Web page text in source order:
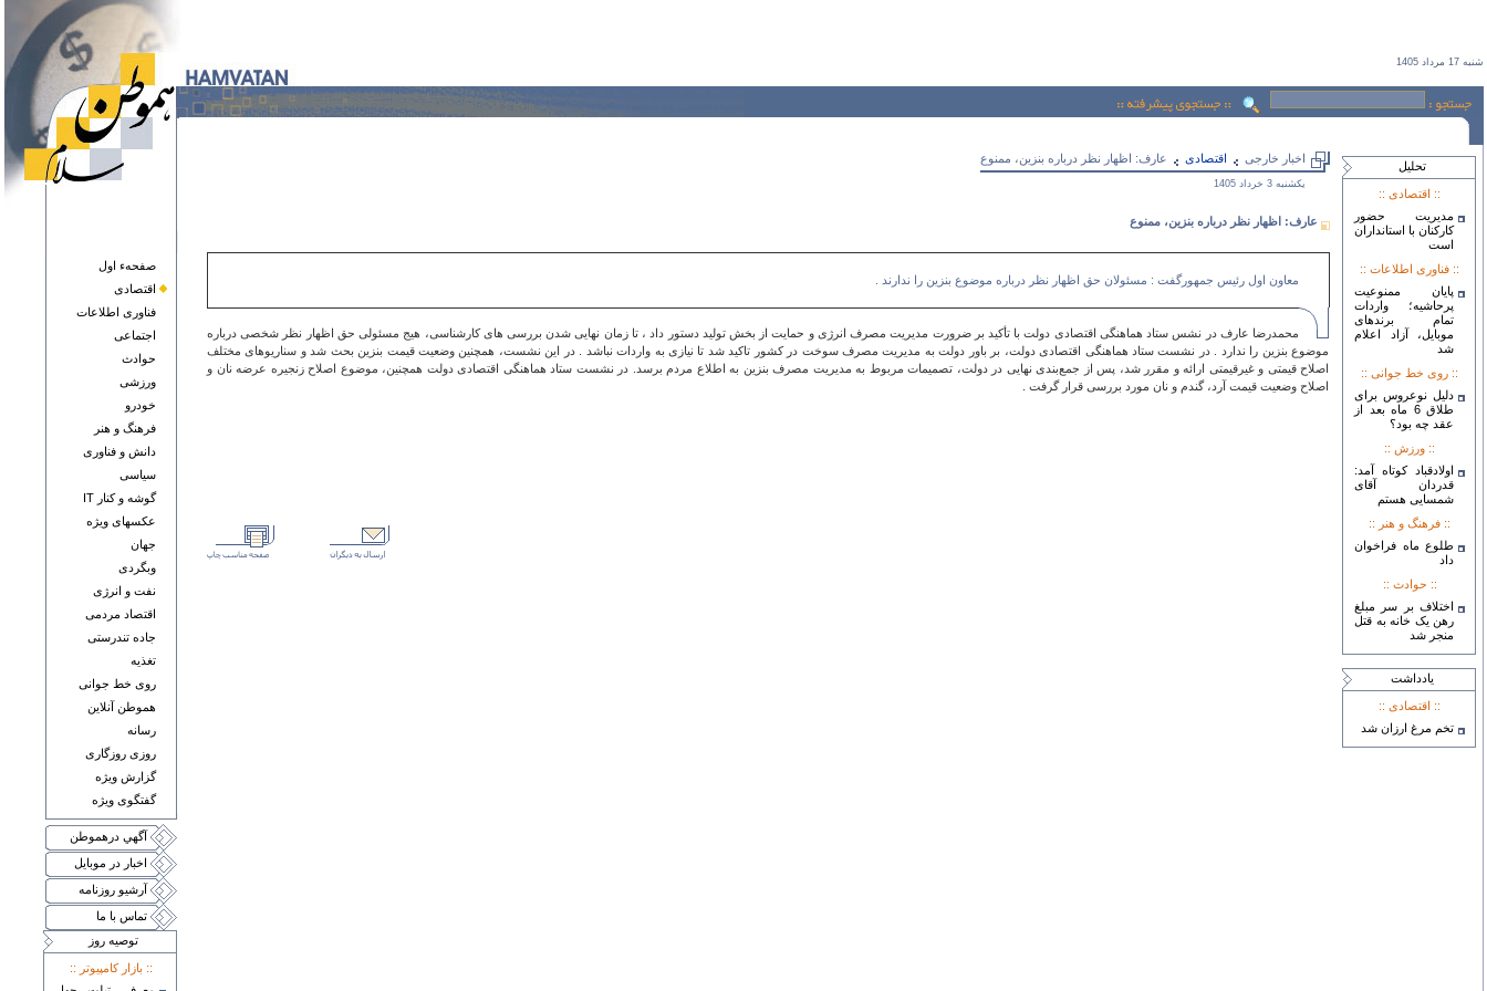
شنبه 17 مرداد 1405
صفحهء اول
اقتصادی
فناوری اطلاعات
اجتماعی
حوادث
ورزشی
خودرو
فرهنگ و هنر
دانش و فناوری
سياسی
گوشه و کنار IT
عکسهای ويژه
جهان
وبگردی
نفت و انرژی
اقتصاد مردمی
جاده تندرستی
تغذيه
روی خط جوانی
هموطن آنلاين
رسانه
روزی روزگاری
گزارش ويژه
گفتگوی ويژه
آگهي درهموطن
اخبار در موبايل
آرشيو روزنامه
تماس با ما
توصيه روز
:: بازار کامپيوتر ::
اخبار خارجی اقتصادی عارف: اظهار نظر درباره بنزین، ممنوع
يكشنبه 3 خرداد 1405
عارف: اظهار نظر درباره بنزین، ممنوع
معاون اول رئیس جمهورگفت : مسئولان حق اظهار نظر درباره موضوع بنزین را ندارند .
محمدرضا عارف در نشس ستاد هماهنگی اقتصادی دولت با تأکید بر ضرورت مدیریت مصرف انرژی و حمایت از بخش تولید دستور داد ، تا زمان نهایی شدن بررسی های کارشناسی، هیج مسئولی حق اظهار نظر شخصی درباره
موضوع بنزین را ندارد . در نشست ستاد هماهنگی اقتصادی دولت، بر باور دولت به مدیریت مصرف سوخت در کشور تاکید شد تا نیازی به واردات نباشد . در این نشست، همچنین وضعیت قیمت بنزین بحث شد و سناریوهای مختلف
اصلاح قیمتی و غیرقیمتی ارائه و مقرر شد، پس از جمع‌بندی نهایی در دولت، تصمیمات مربوط به مدیریت مصرف بنزین به اطلاع مردم برسد. در نشست ستاد هماهنگی اقتصادی دولت همچنین، موضوع اصلاح زنجیره عرضه نان و
اصلاح وضعیت قیمت آرد، گندم و نان مورد بررسی قرار گرفت .
تحليل
:: اقتصادی ::
مدیریت حضور
کارکنان با استانداران
است
:: فناوری اطلاعات ::
پایان ممنوعیت
پرحاشیه؛ واردات
تمام برندهای
موبایل، آزاد اعلام
شد
:: روی خط جوانی ::
دلیل نوعروس برای
طلاق 6 ماه بعد از
عقد چه بود؟
:: ورزش ::
اولادقباد کوتاه آمد:
قدردان آقای
شمسایی هستم
:: فرهنگ و هنر ::
طلوع ماه فراخوان
داد
:: حوادث ::
اختلاف بر سر مبلغ
رهن یک خانه به قتل
منجر شد
يادداشت
:: اقتصادی ::
تخم مرغ ارزان شد